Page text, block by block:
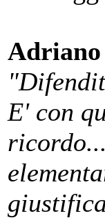
Adriano
E' con